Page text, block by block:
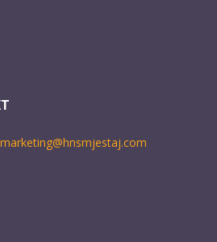
marketing@hnsmjestaj.com